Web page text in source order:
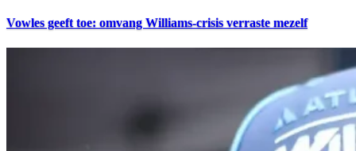
Vowles geeft toe: omvang Williams-crisis verraste mezelf